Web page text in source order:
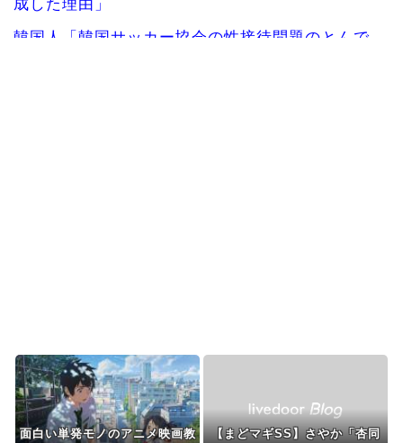
成した理由」
韓国人「韓国サッカー協会の性接待問題のとんで
Powered by livedoor 相互RSS
面白い単発モノのアニメ映画教
【まどマギSS】さやか「杏同